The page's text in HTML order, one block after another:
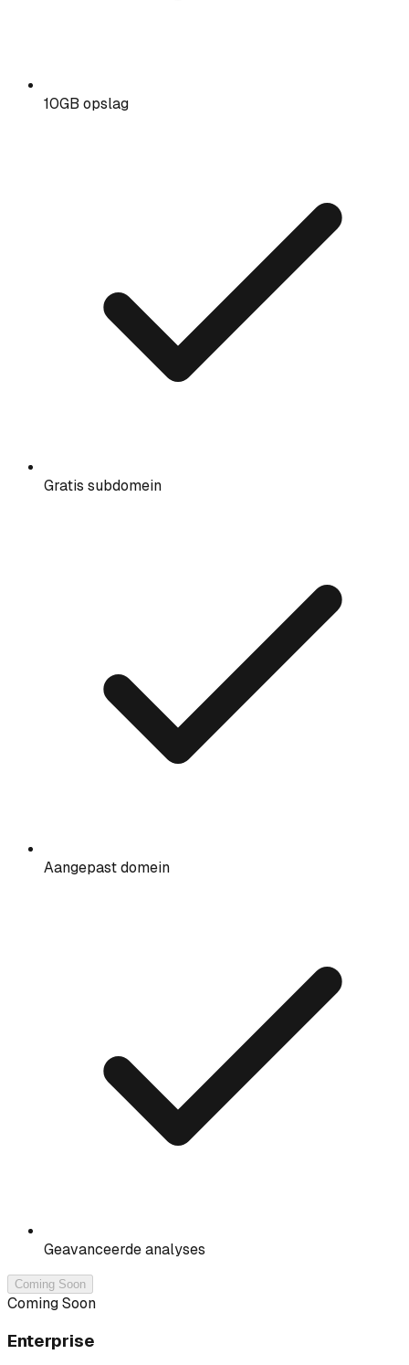
10GB opslag
Gratis subdomein
Aangepast domein
Geavanceerde analyses
Coming Soon
Coming Soon
Enterprise